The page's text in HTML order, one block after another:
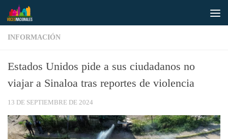
Saltar al contenido
INFORMACIÓN
Estados Unidos pide a sus ciudadanos no
viajar a Sinaloa tras reportes de violencia
13 DE SEPTIEMBRE DE 2024